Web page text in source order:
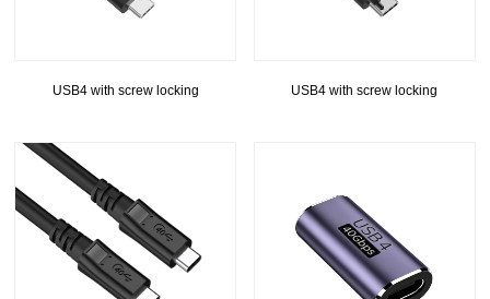
USB4 with screw locking USB4 with screw locking